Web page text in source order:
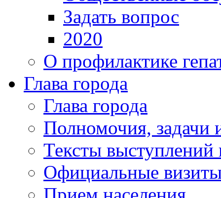
Задать вопрос
2020
О профилактике
Глава города
Глава города
Полномочия, задачи
Тексты выступлений
Официальные